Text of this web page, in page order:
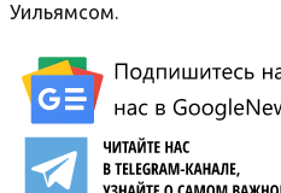
Уильямсом.